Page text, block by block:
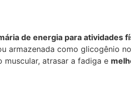
de energia para atividades
armazenada como glicogênio
muscular, atrasar a fadiga e